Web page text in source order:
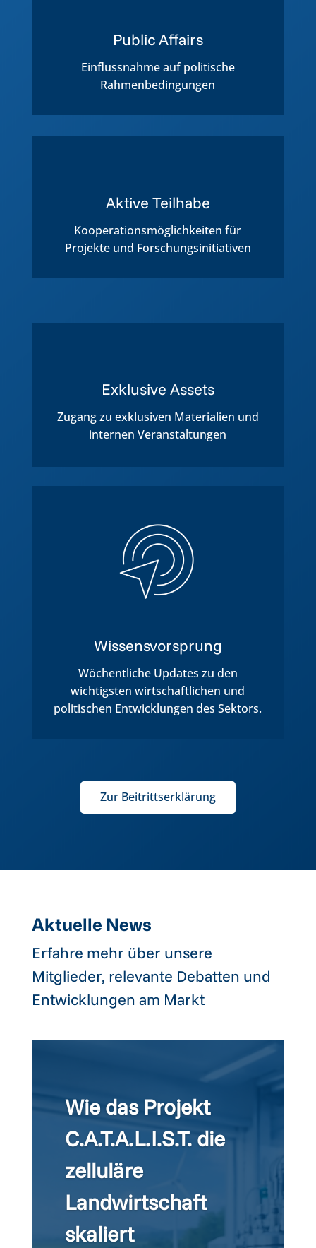
Public Affairs
Einflussnahme auf politische
Rahmenbedingungen
Aktive Teilhabe
Kooperationsmöglichkeiten für
Projekte und Forschungsinitiativen
Exklusive Assets
Zugang zu exklusiven Materialien und
internen Veranstaltungen
Wissensvorsprung
Wöchentliche Updates zu den
wichtigsten wirtschaftlichen und
politischen Entwicklungen des Sektors.
Zur Beitrittserklärung
Aktuelle News
Erfahre mehr über unsere
Mitglieder, relevante Debatten und
Entwicklungen am Markt
Wie das Projekt
C.A.T.A.L.I.S.T. die
zelluläre
Landwirtschaft
skaliert